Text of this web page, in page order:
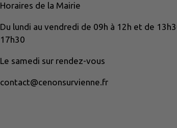
Horaires de la Mairie
Du lundi au vendredi de 09h à 12h et de
17h30
Le samedi sur rendez-vous
contact@cenonsurvienne.fr